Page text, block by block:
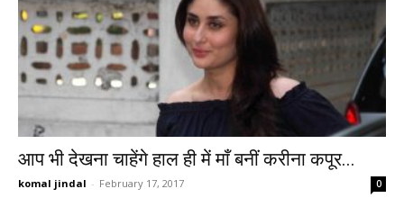
आप भी देखना चाहेंगे हाल ही में माँ बनीं करीना कपूर...
komal jindal - February 17, 2017 0